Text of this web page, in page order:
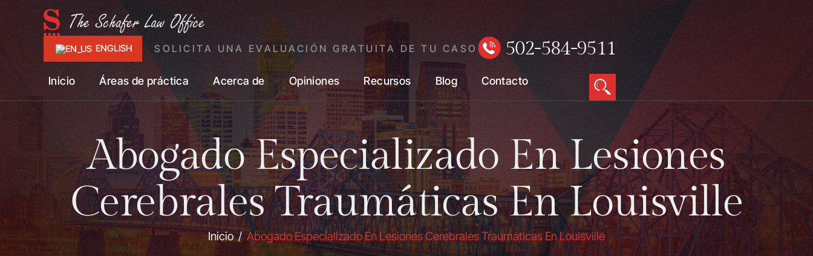
ENGLISH SOLICITA UNA EVALUACIÓN GRATUITA DE TU CASO 502-584-9511
Inicio Áreas de práctica Acerca de Opiniones Recursos Blog Contacto
Abogado Especializado En Lesiones
Cerebrales Traumáticas En Louisville
Inicio/Abogado Especializado En Lesiones Cerebrales Traumáticas En Louisville